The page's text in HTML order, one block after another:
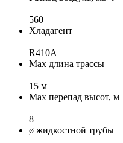
560
Хладагент
R410A
Max длина трассы
15 м
Max перепад высот, м
8
ø жидкостной трубы